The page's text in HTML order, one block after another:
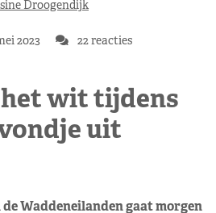
Droogendijk
2023 22 reacties
wit tijdens
uit
Waddeneilanden gaat morgen